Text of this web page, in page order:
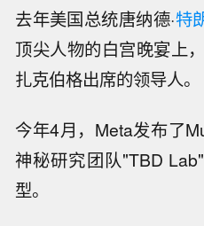
去年美国总统唐纳德·特
顶尖人物的白宫晚宴上
扎克伯格出席的领导人。
今年4月，Meta发布了
神秘研究团队"TBD
型。